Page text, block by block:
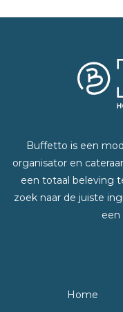
Buffetto is een
organisator en
een totaal beleving
zoek naar de juiste
een
Home